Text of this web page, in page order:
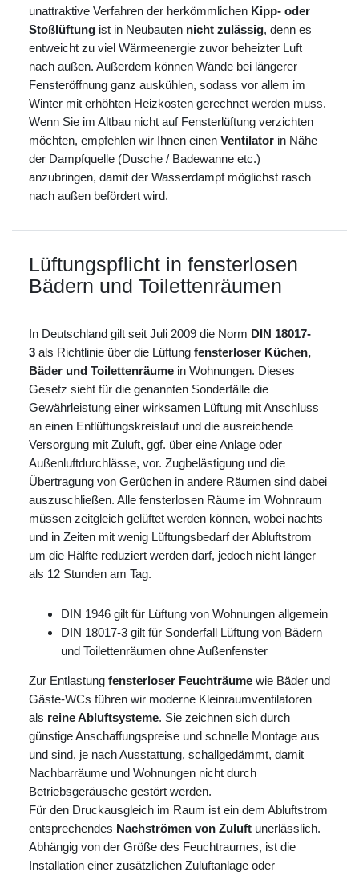
unattraktive Verfahren der herkömmlichen Kipp- oder
Stoßlüftung ist in Neubauten nicht zulässig, denn es
entweicht zu viel Wärmeenergie zuvor beheizter Luft
nach außen. Außerdem können Wände bei längerer
Fensteröffnung ganz auskühlen, sodass vor allem im
Winter mit erhöhten Heizkosten gerechnet werden muss.
Wenn Sie im Altbau nicht auf Fensterlüftung verzichten
möchten, empfehlen wir Ihnen einen Ventilator in Nähe
der Dampfquelle (Dusche / Badewanne etc.)
anzubringen, damit der Wasserdampf möglichst rasch
nach außen befördert wird.
Lüftungspflicht in fensterlosen
Bädern und Toilettenräumen
In Deutschland gilt seit Juli 2009 die Norm DIN 18017-
3 als Richtlinie über die Lüftung fensterloser Küchen,
Bäder und Toilettenräume in Wohnungen. Dieses
Gesetz sieht für die genannten Sonderfälle die
Gewährleistung einer wirksamen Lüftung mit Anschluss
an einen Entlüftungskreislauf und die ausreichende
Versorgung mit Zuluft, ggf. über eine Anlage oder
Außenluftdurchlässe, vor. Zugbelästigung und die
Übertragung von Gerüchen in andere Räumen sind dabei
auszuschließen. Alle fensterlosen Räume im Wohnraum
müssen zeitgleich gelüftet werden können, wobei nachts
und in Zeiten mit wenig Lüftungsbedarf der Abluftstrom
um die Hälfte reduziert werden darf, jedoch nicht länger
als 12 Stunden am Tag.
DIN 1946 gilt für Lüftung von Wohnungen allgemein
DIN 18017-3 gilt für Sonderfall Lüftung von Bädern
und Toilettenräumen ohne Außenfenster
Zur Entlastung fensterloser Feuchträume wie Bäder und
Gäste-WCs führen wir moderne Kleinraumventilatoren
als reine Abluftsysteme. Sie zeichnen sich durch
günstige Anschaffungspreise und schnelle Montage aus
und sind, je nach Ausstattung, schallgedämmt, damit
Nachbarräume und Wohnungen nicht durch
Betriebsgeräusche gestört werden.
Für den Druckausgleich im Raum ist ein dem Abluftstrom
entsprechendes Nachströmen von Zuluft unerlässlich.
Abhängig von der Größe des Feuchtraumes, ist die
Installation einer zusätzlichen Zuluftanlage oder